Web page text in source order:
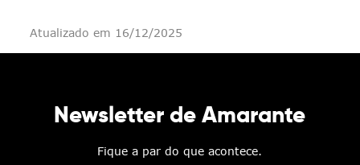
Atualizado em 16/12/2025
Newsletter de Amarante
Fique a par do que acontece.